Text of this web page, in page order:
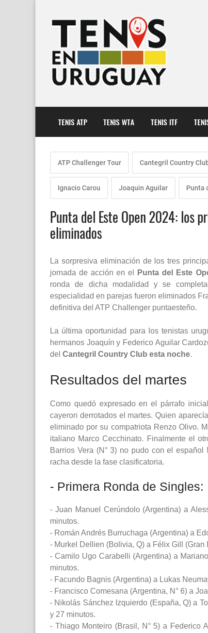
TENIS ATP TENIS WTA TENIS ITF
ATP Challenger Tour Cantegril Country
Ignacio Carou Joaquin Aguilar Punta
Punta del Este Open 2024: los
eliminados
La sorpresiva eliminación de los tres
jornada de acción en el
Punta del Este
ronda de dicha modalidad y se
especialidad en parejas fueron eliminados
definitiva del ATP Challenger puntaesteño.
La última oportunidad para los tenistas
hermanos Joaquín y Federico Aguilar
del Cantegril Country Club esta noche.
Resultados del martes
Como quedó expresado en el párrafo
cayeron derrotados el martes. Quien
eliminado por su compatriota Renzo Olivo.
italiano Marco Cecchinato. Finalmente el
Barrios Vera (N° 3) no pudo con el
racha desde la fase clasificatoria.
- Primera Ronda de Singles:
- Juan Manuel Cerúndolo (Argentina) a
minutos.
- Román Andrés Burruchaga (Argentina) a
- Murkel Dellien (Bolivia, Q) a Félix Gill (Gran
- Camilo Ugo Carabelli (Argentina) a
minutos.
- Facundo Bagnis (Argentina) a Lukas
- Francisco Comesana (Argentina, N° 6) a
- Nikolás Sánchez Izquierdo (España, Q) a
y 27 minutos.
- Thiago Monteiro (Brasil, N° 5) a Federico